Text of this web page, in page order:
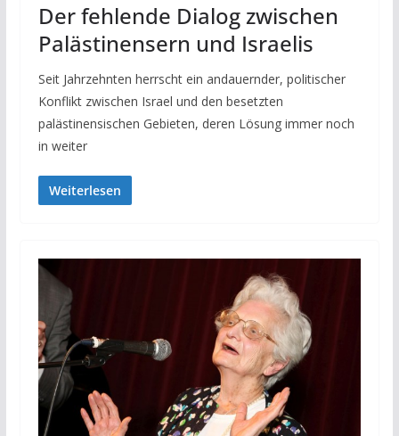
Der fehlende Dialog zwischen
Palästinensern und Israelis
Seit Jahrzehnten herrscht ein andauernder, politischer
Konflikt zwischen Israel und den besetzten
palästinensischen Gebieten, deren Lösung immer noch
in weiter
Weiterlesen